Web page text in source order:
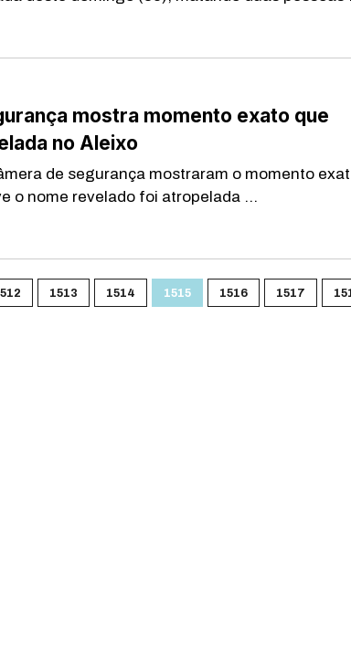
mostra momento exato que
no Aleixo
de segurança mostraram o momento
o nome revelado foi atropelada ...
1513 1514 1515 1516 1517